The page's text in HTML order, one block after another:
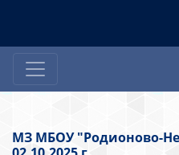
МЗ МБОУ "Родионово-